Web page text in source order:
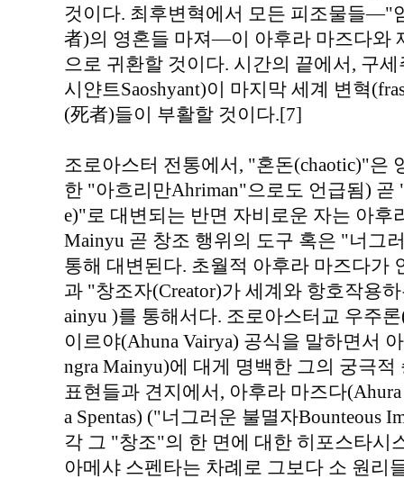
것이다. 최후변혁에서 모든 피조물들—"
者)의 영혼들 마져—이 아후라 마즈다와
으로 귀환할 것이다. 시간의 끝에서, 구
시얀트Saoshyant)이 마지막 세계 변혁
(死者)들이 부활할 것이다.[7]
조로아스터 전통에서, "혼돈(chaotic)"은
한 "아흐리만Ahriman"으로도 언급됨) 곧
e)"로 대변되는 반면 자비로운 자는 아후
Mainyu 곧 창조 행위의 도구 혹은 "너그
통해 대변된다. 초월적 아후라 마즈다가
과 "창조자(Creator)가 세계와 항호작용
ainyu )를 통해서다. 조로아스터교 우주
이르야(Ahuna Vairya) 공식을 말하면서
ngra Mainyu)에 대게 명백한 그의 궁극
표현들과 견지에서, 아후라 마즈다
a Spentas) ("너그러운 불멸자Bounteous
각 그 "창조"의 한 면에 대한 히포스타시
아메샤 스펜타는 차례로 그보다 소 원리